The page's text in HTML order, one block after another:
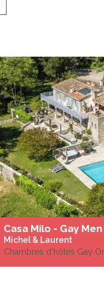
Casa Milo - Gay
Michel & Laurent
Chambres d'hôtes Gay